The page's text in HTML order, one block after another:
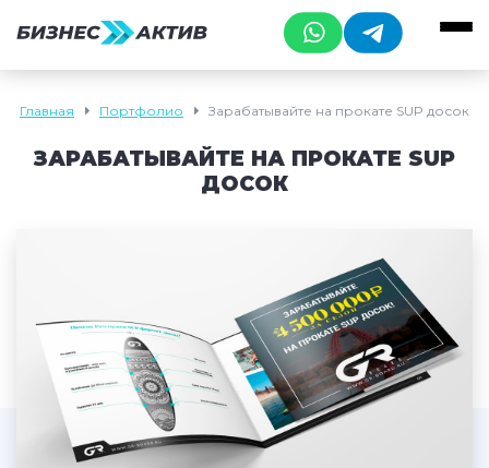
Главная Портфолио Зарабатывайте на прокате SUP досок
ЗАРАБАТЫВАЙТЕ НА ПРОКАТЕ SUP
ДОСОК